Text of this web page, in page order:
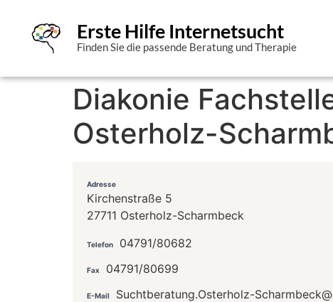
Erste Hilfe Internetsucht
Finden Sie die passende Beratung und Therapie
Diakonie
Osterholz-
Adresse
Kirchenstraße 5
27711 Osterholz-Scharmbeck
Telefon 04791/80682
Fax 04791/80699
E-Mail Suchtberatung.Osterholz-